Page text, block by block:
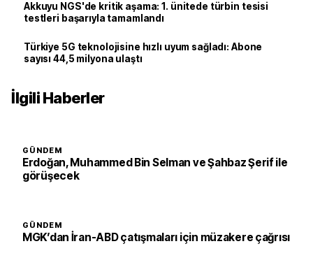
Akkuyu NGS'de kritik aşama: 1. ünitede türbin tesisi
testleri başarıyla tamamlandı
Türkiye 5G teknolojisine hızlı uyum sağladı: Abone
sayısı 44,5 milyona ulaştı
İlgili Haberler
GÜNDEM
Erdoğan, Muhammed Bin Selman ve Şahbaz Şerif ile
görüşecek
GÜNDEM
MGK’dan İran-ABD çatışmaları için müzakere çağrısı